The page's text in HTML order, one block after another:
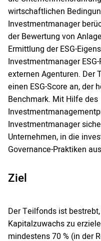
wirtschaftlichen
Investmentmanager
der Bewertung von
Ermittlung der ESG-
Investmentmanager
externen Agenturen. Der
einen ESG-Score an, der
Benchmark. Mit Hilfe des
Investmentmanager
Unternehmen, in die
Governance-Praktiken
Ziel
Der Teilfonds ist
Kapitalzuwachs zu
mindestens 70 % (in der